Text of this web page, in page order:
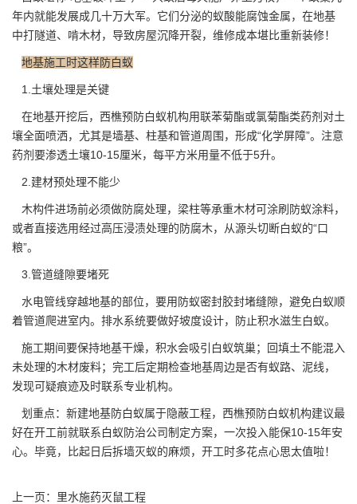
年内就能发展成几十万大军。它们分泌的蚁酸能腐蚀金属，在地基
中打隧道、啃木材，导致房屋沉降开裂，维修成本堪比重新装修！
地基施工时这样防白蚁
1.土壤处理是关键
在地基开挖后，西樵预防白蚁机构用联苯菊酯或氯菊酯类药剂对土
壤全面喷洒，尤其是墙基、柱基和管道周围，形成“化学屏障”。注意
药剂要渗透土壤10-15厘米，每平方米用量不低于5升。
2.建材预处理不能少
木构件进场前必须做防腐处理，梁柱等承重木材可涂刷防蚁涂料，
或者直接选用经过高压浸渍处理的防腐木，从源头切断白蚁的“口
粮”。
3.管道缝隙要堵死
水电管线穿越地基的部位，要用防蚁密封胶封堵缝隙， 避免白蚁顺
着管道爬进室内。排水系统要做好坡度设计，防止积水滋生白蚁。
施工期间要保持地基干燥，积水会吸引白蚁筑巢；回填土不能混入
未处理的木材废料；完工后定期检查地基周边是否有蚁路、泥线，
发现可疑痕迹及时联系专业机构。
划重点：新建地基防白蚁属于隐蔽工程，西樵预防白蚁机构建议最
好在开工前就联系白蚁防治公司制定方案，一次投入能保10-15年安
心。毕竟，比起日后拆墙灭蚁的麻烦，开工时多花点心思太值啦！
上一页： 里水施药灭鼠工程